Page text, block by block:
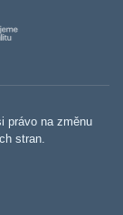
právo na změnu
stran.